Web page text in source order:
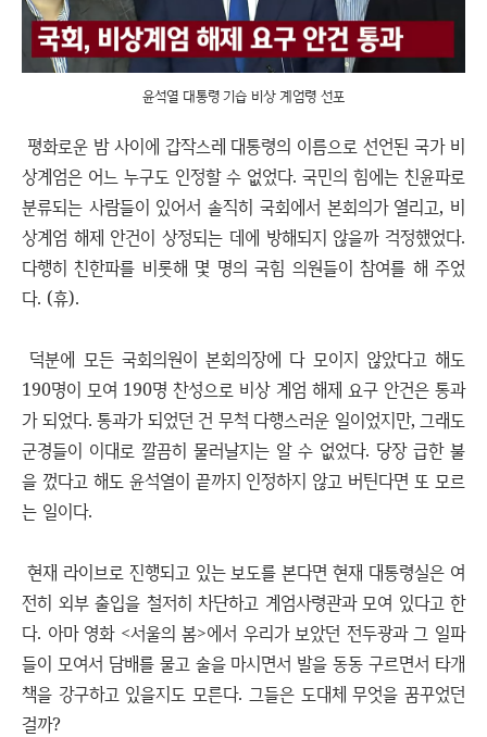
윤석열 대통령 기습 비상 계엄령 선포
평화로운 밤 사이에 갑작스레 대통령의 이름으로 선언된 국가 비
상계엄은 어느 누구도 인정할 수 없었다. 국민의 힘에는 친윤파로
분류되는 사람들이 있어서 솔직히 국회에서 본회의가 열리고, 비
상계엄 해제 안건이 상정되는 데에 방해되지 않을까 걱정했었다.
다행히 친한파를 비롯해 몇 명의 국힘 의원들이 참여를 해 주었
다. (휴).
덕분에 모든 국회의원이 본회의장에 다 모이지 않았다고 해도
190명이 모여 190명 찬성으로 비상 계엄 해제 요구 안건은 통과
가 되었다. 통과가 되었던 건 무척 다행스러운 일이었지만, 그래도
군경들이 이대로 깔끔히 물러날지는 알 수 없었다. 당장 급한 불
을 껐다고 해도 윤석열이 끝까지 인정하지 않고 버틴다면 또 모르
는 일이다.
현재 라이브로 진행되고 있는 보도를 본다면 현재 대통령실은 여
전히 외부 출입을 철저히 차단하고 계엄사령관과 모여 있다고 한
다. 아마 영화 <서울의 봄>에서 우리가 보았던 전두광과 그 일파
들이 모여서 담배를 물고 술을 마시면서 발을 동동 구르면서 타개
책을 강구하고 있을지도 모른다. 그들은 도대체 무엇을 꿈꾸었던
걸까?